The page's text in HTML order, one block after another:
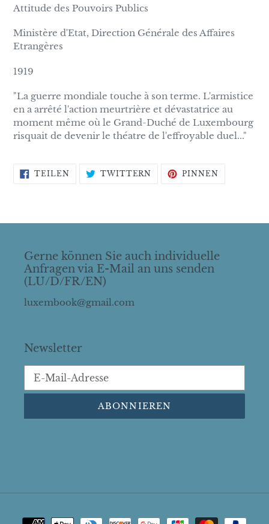
Attitude des Pouvoirs Publics
Ministère d'Etat, Direction Générale des Affaires
Etrangères
1919
"La guerre mondiale touche à son terme. L'armistice
en a arrêté l'action meurtrière et dévastatrice au
moment même où le Grand-Duché de Luxembourg
risquait de devenir le théatre de l'effroyable duel..."
TEILENAUF
FACEBOOK
TWITTERN AUF
TWITTER
PINNEN
Gerne können Sie auch individuelle
Anfragen via E-Mail an uns senden
(LU/D/FR/EN)
luxembook@gmail.com
Newsletter
ABONNIEREN
Zahlungsarten